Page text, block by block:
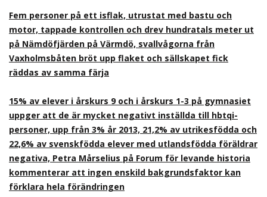
Fem personer på ett isflak, utrustat med bastu och
motor, tappade kontrollen och drev hundratals meter ut
på Nämdöfjärden på Värmdö, svallvågorna från
Vaxholmsbåten bröt upp flaket och sällskapet fick
räddas av samma färja
15% av elever i årskurs 9 och i årskurs 1-3 på gymnasiet
uppger att de är mycket negativt inställda till hbtqi-
personer, upp från 3% år 2013, 21,2% av utrikesfödda och
22,6% av svenskfödda elever med utlandsfödda föräldrar
negativa, Petra Mårselius på Forum för levande historia
kommenterar att ingen enskild bakgrundsfaktor kan
förklara hela förändringen